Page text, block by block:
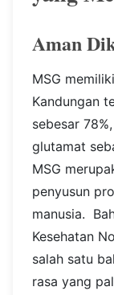
Aman
MSG
Kandungan
sebesar
glutamat
MSG
penyusun
manusia.
Kesehatan
salah satu
rasa yang